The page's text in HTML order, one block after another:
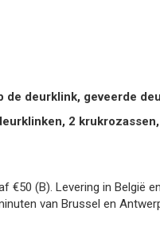
deurklink, geveerde
2
€50 (B). Levering in
van Brussel en